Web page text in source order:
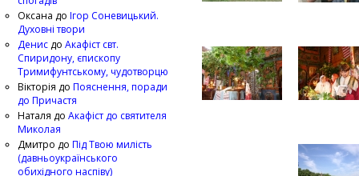
Оксана до Ігор Соневицький.
Духовні твори
Денис до Акафіст свт.
Спиридону, єпископу
Тримифунтському, чудотворцю
Вікторія до Пояснення, поради
до Причастя
Наталя до Акафіст до святителя
Миколая
Дмитро до Під Твою милість
(давньоукраїнського
обихідного наспіву)